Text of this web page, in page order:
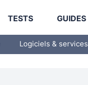
TESTS GUIDES
Logiciels & services